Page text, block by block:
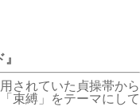
されていた貞操帯から
束縛」をテーマにして